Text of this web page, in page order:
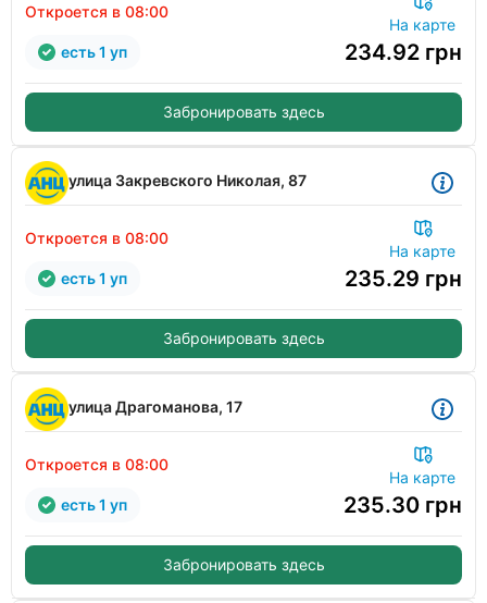
Откроется в 08:00
На карте
234.92 грн
есть 1 уп
Забронировать здесь
улица Закревского Николая, 87
Откроется в 08:00
На карте
235.29 грн
есть 1 уп
Забронировать здесь
улица Драгоманова, 17
Откроется в 08:00
На карте
235.30 грн
есть 1 уп
Забронировать здесь